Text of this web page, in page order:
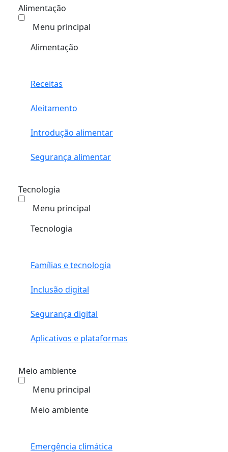
Alimentação
Menu principal
Alimentação
Receitas
Aleitamento
Introdução alimentar
Segurança alimentar
Tecnologia
Menu principal
Tecnologia
Famílias e tecnologia
Inclusão digital
Segurança digital
Aplicativos e plataformas
Meio ambiente
Menu principal
Meio ambiente
Emergência climática